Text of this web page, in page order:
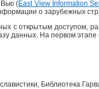
Вью (East View Information
о зарубежных
с открытым доступом,
данных. На первом
Библиотека